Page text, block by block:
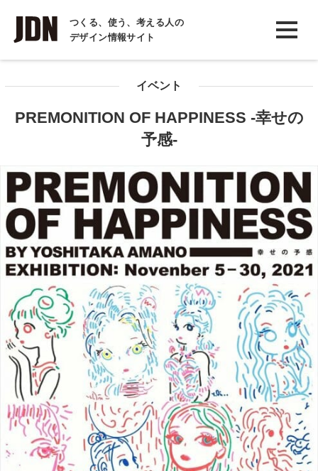
つくる、使う、考える人の
デザイン情報サイト
INTERVIEW
インタビュー
イベント
PREMONITION OF HAPPINESS -幸せの
予感-